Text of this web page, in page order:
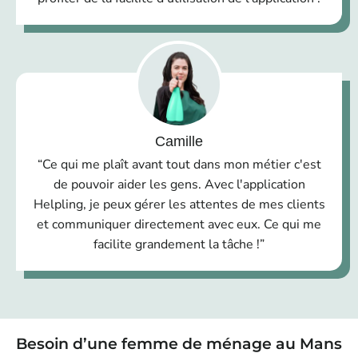
Camille
“Ce qui me plaît avant tout dans mon métier c'est
de pouvoir aider les gens. Avec l'application
Helpling, je peux gérer les attentes de mes clients
et communiquer directement avec eux. Ce qui me
facilite grandement la tâche !”
Besoin d’une femme de ménage au Mans